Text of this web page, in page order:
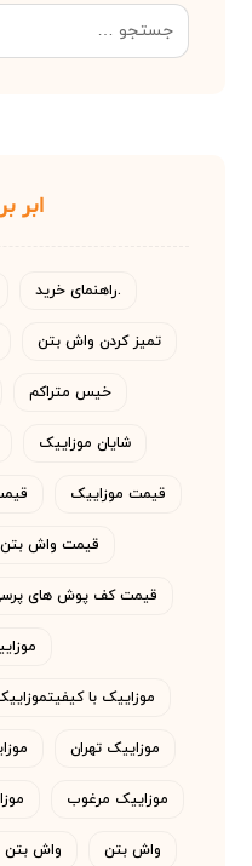
ابر
.راهنمای خرید
تمیز کردن واش بتن
خیس متراکم
شایان موزاییک
قیمت موزاییک
قیمت واش بتن
قیمت کف پوش های
موزاییک با
موزاییک تهران
موزاییک مرغوب
واش بتن واش بتن